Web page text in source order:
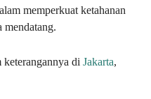
memperkuat ketahanan
mendatang.
keterangannya di Jakarta,